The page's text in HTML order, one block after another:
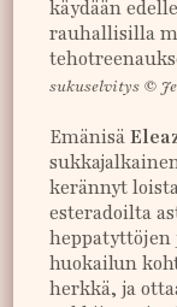
käydään
rauhallisilla
sukuselvitys ©
Emänisä
kerännyt
esteradoilta
heppatyttöjen
huokailun
herkkä, ja